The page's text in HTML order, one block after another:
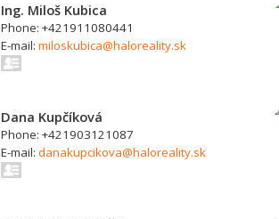
Ing. Miloš Kubica
Phone: +421911080441
E-mail:miloskubica@haloreality.sk
Dana Kupčíková
Phone: +421903121087
E-mail:danakupcikova@haloreality.sk